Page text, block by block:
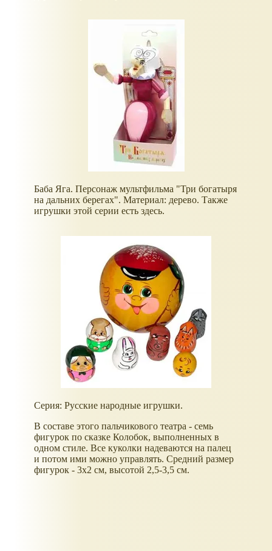
Баба Яга. Персонаж мультфильма "Три богатыря
на дальних берегах". Материал: дерево. Также
игрушки этой серии есть здесь.
Серия: Русские народные игрушки.
В составе этого пальчикового театра - семь
фигурок по сказке Колобок, выполненных в
одном стиле. Все куколки надеваются на палец
и потом ими можно управлять. Средний размер
фигурок - 3х2 см, высотой 2,5-3,5 см.